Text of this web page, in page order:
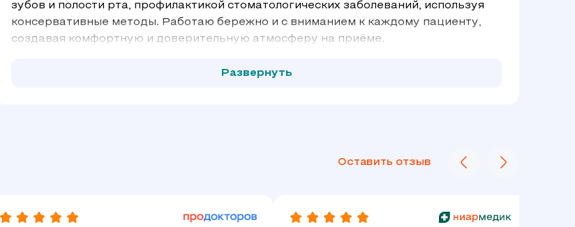
зубов и полости рта, профилактикой стоматологических заболеваний, используя
консервативные методы. Работаю бережно и с вниманием к каждому пациенту,
создавая комфортную и доверительную атмосферу на приёме.
Развернуть
Оставить отзыв